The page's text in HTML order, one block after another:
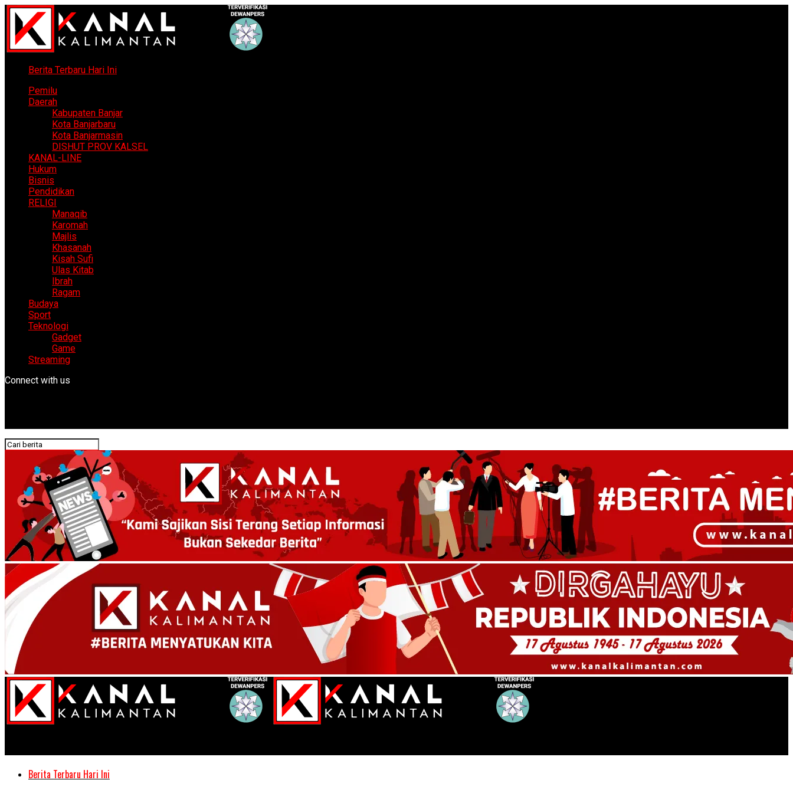
Berita Terbaru Hari Ini
Pemilu
Daerah
Kabupaten Banjar
Kota Banjarbaru
Kota Banjarmasin
DISHUT PROV KALSEL
KANAL-LINE
Hukum
Bisnis
Pendidikan
RELIGI
Manaqib
Karomah
Majlis
Khasanah
Kisah Sufi
Ulas Kitab
Ibrah
Ragam
Budaya
Sport
Teknologi
Gadget
Game
Streaming
Connect with us
Berita Terbaru Hari Ini